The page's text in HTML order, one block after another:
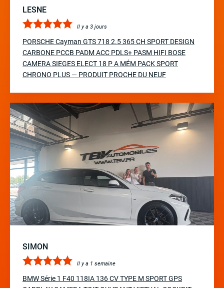
LESNE
Il y a 3 jours
PORSCHE Cayman GTS 718 2.5 365 CH SPORT DESIGN
CARBONE PCCB PADM ACC PDLS+ PASM HIFI BOSE
CAMERA SIEGES ELECT 18 P A MÉM PACK SPORT
CHRONO PLUS — PRODUIT PROCHE DU NEUF
SIMON
Il y a 1 semaine
BMW Série 1 F40 118IA 136 CV TYPE M SPORT GPS